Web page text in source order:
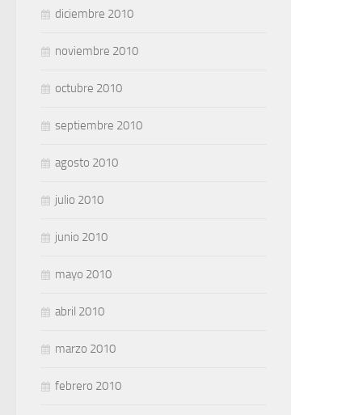
diciembre 2010
noviembre 2010
octubre 2010
septiembre 2010
agosto 2010
julio 2010
junio 2010
mayo 2010
abril 2010
marzo 2010
febrero 2010